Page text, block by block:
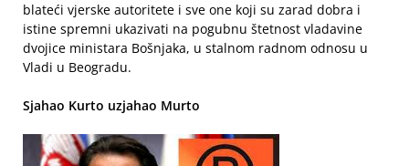
blateći vjerske autoritete i sve one koji su zarad dobra i
istine spremni ukazivati na pogubnu štetnost vladavine
dvojice ministara Bošnjaka, u stalnom radnom odnosu u
Vladi u Beogradu.
Sjahao Kurto uzjahao Murto